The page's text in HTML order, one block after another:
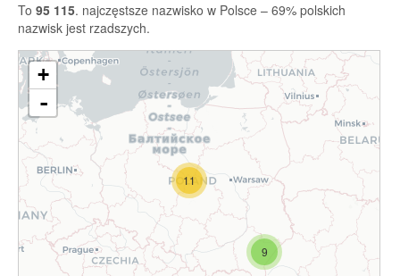
To 95 115. najczęstsze nazwisko w Polsce – 69% polskich
nazwisk jest rzadszych.
9
11
+
-